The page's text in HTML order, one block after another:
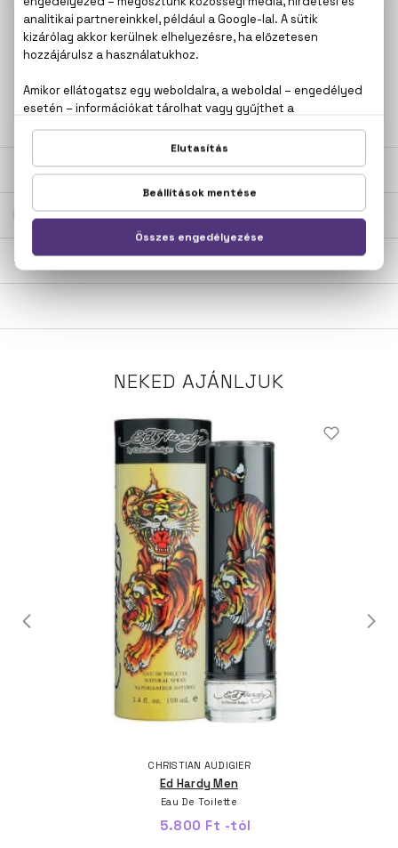
100% eredeti termékek,14 napos visszaküldési
garanciával
20 267 5125
LEÍRÁS
ÉRTÉKELÉSEK (0)
SZÁLLÍTÁS
NEKED AJÁNLJUK
CHRISTIAN AUDIGIER
Ed Hardy Men
Eau De Toilette
5.800 Ft -tól